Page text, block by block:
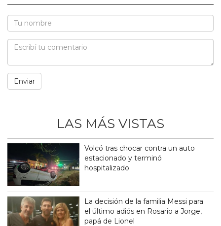
LAS MÁS VISTAS
Volcó tras chocar contra un auto
estacionado y terminó
hospitalizado
La decisión de la familia Messi para
el último adiós en Rosario a Jorge,
papá de Lionel